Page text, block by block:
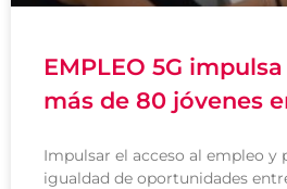
EMPLEO 5G
más de 80 jóvenes
Impulsar el acceso al empleo y
igualdad de oportunidades